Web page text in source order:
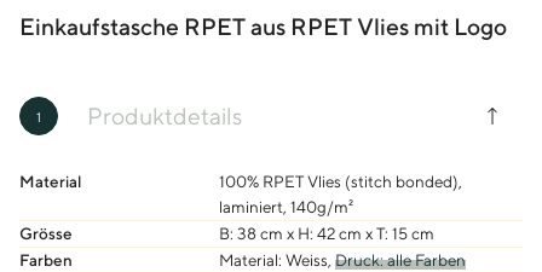
Einkaufstasche RPET aus RPET Vlies mit Logo
1 Produktdetails
Material
100% RPET Vlies (stitch bonded),
laminiert, 140g/m²
Grösse
B: 38 cm x H: 42 cm x T: 15 cm
Farben
Material: Weiss, Druck: alle Farben